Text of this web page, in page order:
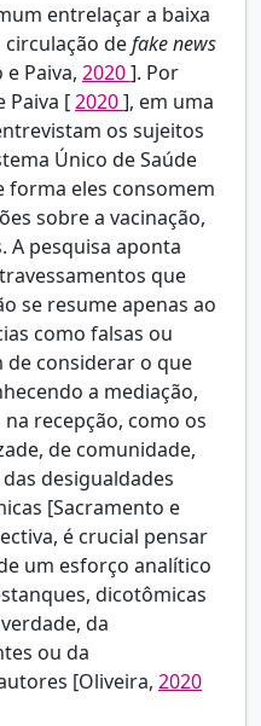
entrelaçar a baixa
defake news
Paiva, 2020]. Por
Paiva [2020], em uma
os sujeitos
Único de Saúde
forma eles consomem
sobre a vacinação,
A pesquisa aponta
que
se resume apenas ao
como falsas ou
de considerar o que
a mediação,
recepção, como os
de comunidade,
desigualdades
[Sacramento e
é crucial pensar
um esforço analítico
dicotômicas
da
ou da
[Oliveira, 2020